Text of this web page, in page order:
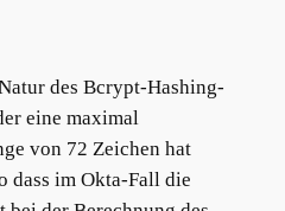
des Bcrypt-Hashing-
eine maximal
von 72 Zeichen hat
dass im Okta-Fall die